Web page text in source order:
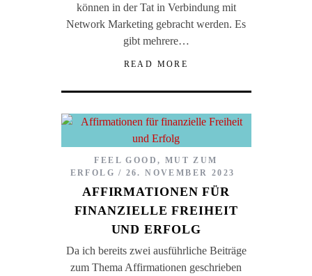
können in der Tat in Verbindung mit
Network Marketing gebracht werden. Es
gibt mehrere…
READ MORE
FEEL GOOD , MUT ZUM
ERFOLG
26. NOVEMBER 2023
AFFIRMATIONEN FÜR
FINANZIELLE FREIHEIT
UND ERFOLG
Da ich bereits zwei ausführliche Beiträge
zum Thema Affirmationen geschrieben